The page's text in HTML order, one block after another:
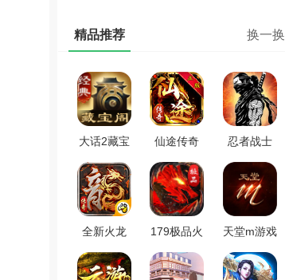
精品推荐 换一换
大话2藏宝
阁手游免
费版
V5.65.0
仙途传奇
游戏无广
告版
V1.2.0
忍者战士
之影手游
版 V3.0
全新火龙
传奇手游
官网版
179极品火
龙绝世版
V1.1.0
天堂m游戏
无广告版
V1.7.16